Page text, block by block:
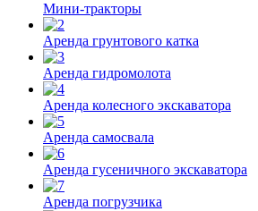
Мини-тракторы
Аренда грунтового катка
Аренда гидромолота
Аренда колесного экскаватора
Аренда самосвала
Аренда гусеничного экскаватора
Аренда погрузчика